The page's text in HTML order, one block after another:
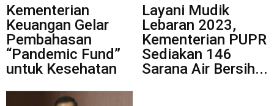
Kementerian
Keuangan Gelar
Pembahasan
“Pandemic Fund”
untuk Kesehatan
Layani Mudik
Lebaran 2023,
Kementerian PUPR
Sediakan 146
Sarana Air Bersih...